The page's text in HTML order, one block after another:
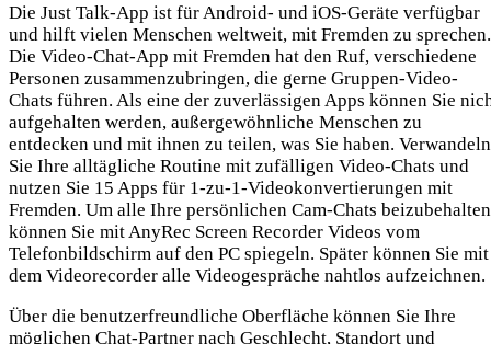
Die Just Talk-App ist für Android- und iOS-Geräte verfügbar
und hilft vielen Menschen weltweit, mit Fremden zu sprechen.
Die Video-Chat-App mit Fremden hat den Ruf, verschiedene
Personen zusammenzubringen, die gerne Gruppen-Video-
Chats führen. Als eine der zuverlässigen Apps können Sie
aufgehalten werden, außergewöhnliche Menschen zu
entdecken und mit ihnen zu teilen, was Sie haben. Verwandeln
Sie Ihre alltägliche Routine mit zufälligen Video-Chats und
nutzen Sie 15 Apps für 1-zu-1-Videokonvertierungen mit
Fremden. Um alle Ihre persönlichen Cam-Chats
können Sie mit AnyRec Screen Recorder Videos vom
Telefonbildschirm auf den PC spiegeln. Später können Sie mit
dem Videorecorder alle Videogespräche nahtlos aufzeichnen.
Über die benutzerfreundliche Oberfläche können Sie Ihre
möglichen Chat-Partner nach Geschlecht, Standort und